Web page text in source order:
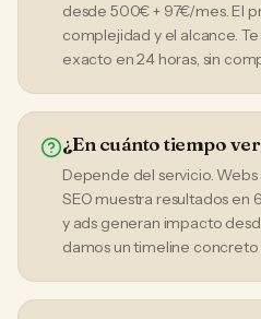
desde 500€ + 97€/mes. El
complejidad y el alcance.
exacto en 24 horas, sin
¿En cuánto tiempo
Depende del servicio. Webs
SEO muestra resultados en
y ads generan impacto
damos un timeline